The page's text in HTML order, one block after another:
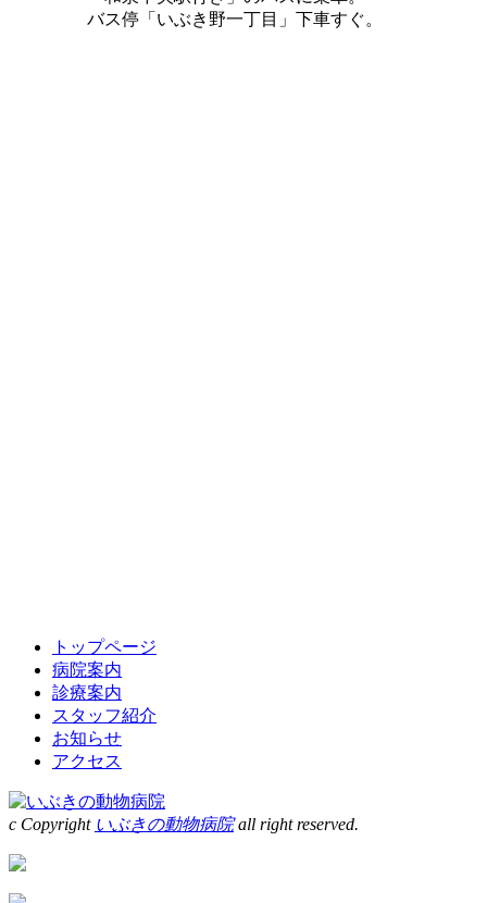
バス停「いぶき野一丁目」下車すぐ。
トップページ
病院案内
診療案内
スタッフ紹介
お知らせ
アクセス
c Copyright いぶきの動物病院all right reserved.